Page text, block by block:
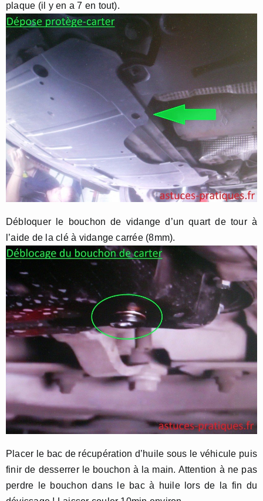
plaque (il y en a 7 en tout).
Débloquer le bouchon de vidange d’un quart de tour à
l’aide de la clé à vidange carrée (8mm).
Placer le bac de récupération d’huile sous le véhicule puis
finir de desserrer le bouchon à la main. Attention à ne pas
perdre le bouchon dans le bac à huile lors de la fin du